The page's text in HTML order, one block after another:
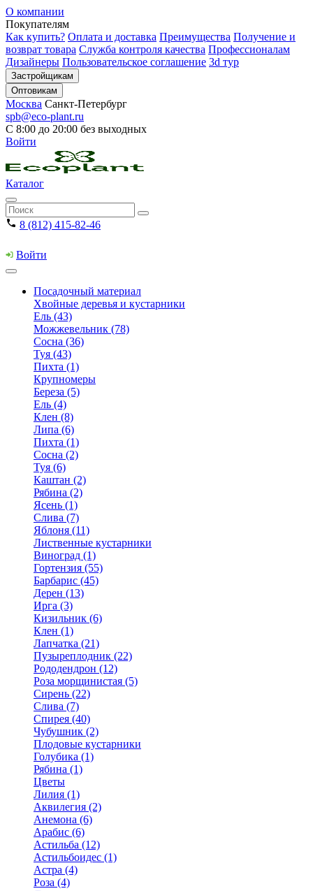
О компании
Покупателям
Как купить? Оплата и доставка Преимущества Получение и
возврат товара Служба контроля качества Профессионалам
Дизайнеры Пользовательское соглашение 3d тур
Застройщикам
Оптовикам
Москва Санкт-Петербург
spb@eco-plant.ru
С 8:00 до 20:00 без выходных
Войти
Каталог
8 (812) 415-82-46
Войти
Посадочный материал
Хвойные деревья и кустарники
Ель (43)
Можжевельник (78)
Сосна (36)
Туя (43)
Пихта (1)
Крупномеры
Береза (5)
Ель (4)
Клен (8)
Липа (6)
Пихта (1)
Сосна (2)
Туя (6)
Каштан (2)
Рябина (2)
Ясень (1)
Слива (7)
Яблоня (11)
Лиственные кустарники
Виноград (1)
Гортензия (55)
Барбарис (45)
Дерен (13)
Ирга (3)
Кизильник (6)
Клен (1)
Лапчатка (21)
Пузыреплодник (22)
Рододендрон (12)
Роза морщинистая (5)
Сирень (22)
Слива (7)
Спирея (40)
Чубушник (2)
Плодовые кустарники
Голубика (1)
Рябина (1)
Цветы
Лилия (1)
Аквилегия (2)
Анемона (6)
Арабис (6)
Астильба (12)
Астильбоидес (1)
Астра (4)
Роза (4)